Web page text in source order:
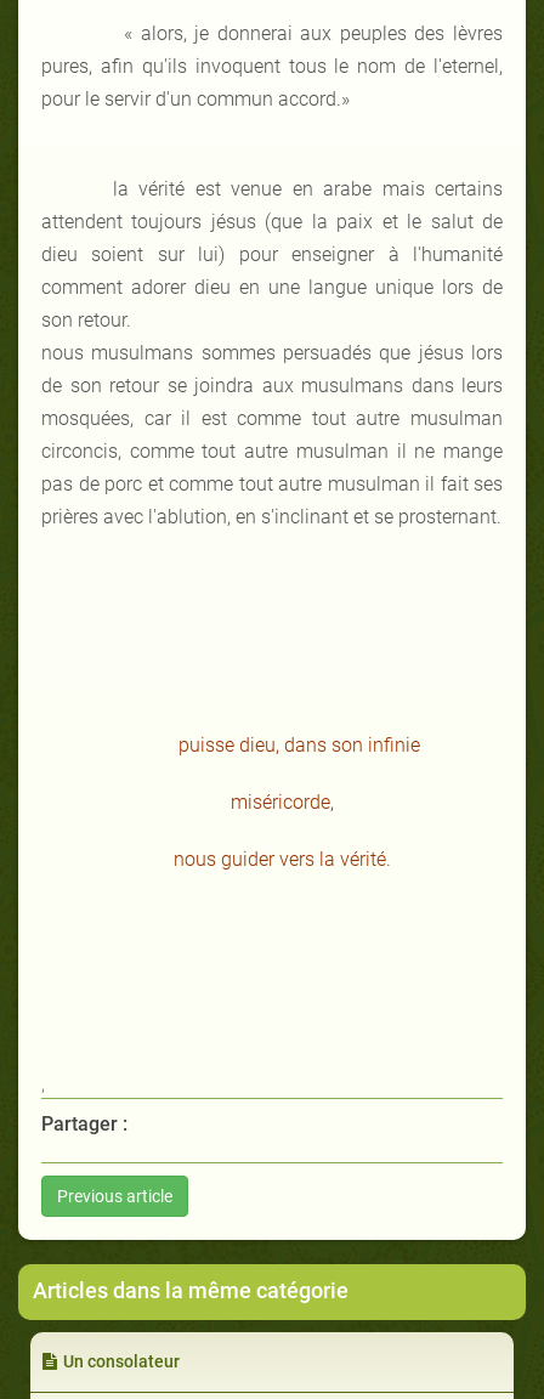
« alors, je donnerai aux peuples des lèvres
pures, afin qu'ils invoquent tous le nom de l'eternel,
pour le servir d'un commun accord.»
la vérité est venue en arabe mais certains
attendent toujours jésus (que la paix et le salut de
dieu soient sur lui) pour enseigner à l'humanité
comment adorer dieu en une langue unique lors de
son retour.
nous musulmans sommes persuadés que jésus lors
de son retour se joindra aux musulmans dans leurs
mosquées, car il est comme tout autre musulman
circoncis, comme tout autre musulman il ne mange
pas de porc et comme tout autre musulman il fait ses
prières avec l'ablution, en s'inclinant et se prosternant.
puisse dieu, dans son infinie
miséricorde,
nous guider vers la vérité.
,
Partager :
Previous article
Articles dans la même catégorie
Un consolateur